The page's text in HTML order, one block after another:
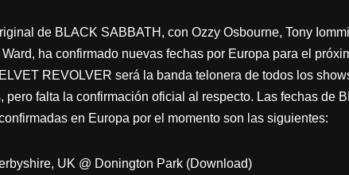
de BLACK SABBATH, con Ozzy Osbourne, Tony
Ward, ha confirmado nuevas fechas por Europa para el
REVOLVER será la banda telonera de todos los
pero falta la confirmación oficial al respecto. Las fechas de
en Europa por el momento son las siguientes:
UK @ Donington Park (Download)